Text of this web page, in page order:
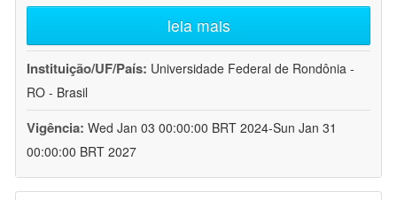
leia mais
Instituição/UF/País: Universidade Federal de Rondônia -
RO - Brasil
Vigência: Wed Jan 03 00:00:00 BRT 2024-Sun Jan 31
00:00:00 BRT 2027